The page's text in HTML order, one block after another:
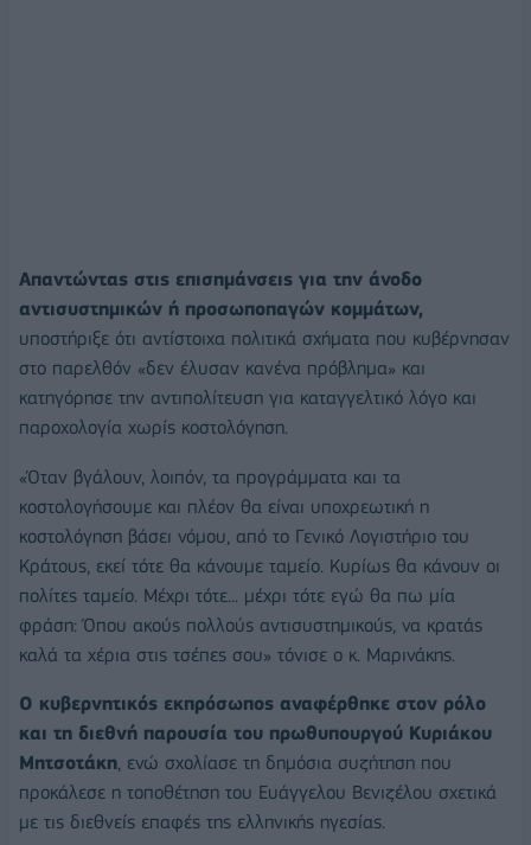
Απαντώντας στις επισημάνσεις για την άνοδο
αντισυστημικών ή προσωποπαγών κομμάτων,
υποστήριξε ότι αντίστοιχα πολιτικά σχήματα που κυβέρνησαν
στο παρελθόν «δεν έλυσαν κανένα πρόβλημα» και
κατηγόρησε την αντιπολίτευση για καταγγελτικό λόγο και
παροχολογία χωρίς κοστολόγηση.
«Όταν βγάλουν, λοιπόν, τα προγράμματα και τα
κοστολογήσουμε και πλέον θα είναι υποχρεωτική η
κοστολόγηση βάσει νόμου, από το Γενικό Λογιστήριο του
Κράτους, εκεί τότε θα κάνουμε ταμείο. Κυρίως θα κάνουν οι
πολίτες ταμείο. Μέχρι τότε... μέχρι τότε εγώ θα πω μία
φράση: Όπου ακούς πολλούς αντισυστημικούς, να κρατάς
καλά τα χέρια στις τσέπες σου» τόνισε ο κ. Μαρινάκης.
Ο κυβερνητικός εκπρόσωπος αναφέρθηκε στον ρόλο
και τη διεθνή παρουσία του πρωθυπουργού Κυριάκου
Μητσοτάκη, ενώ σχολίασε τη δημόσια συζήτηση που
προκάλεσε η τοποθέτηση του Ευάγγελου Βενιζέλου σχετικά
με τις διεθνείς επαφές της ελληνικής ηγεσίας.